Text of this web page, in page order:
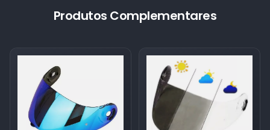
Produtos Complementares